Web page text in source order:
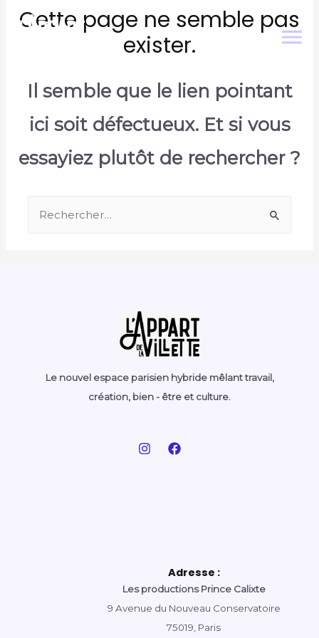
Cette page ne semble pas
exister.
Il semble que le lien pointant
ici soit défectueux. Et si vous
essayiez plutôt de rechercher ?
Le nouvel espace parisien hybride mêlant travail,
création, bien - être et culture.
Adresse :
Les productions Prince Calixte
9 Avenue du Nouveau Conservatoire
75019, Paris